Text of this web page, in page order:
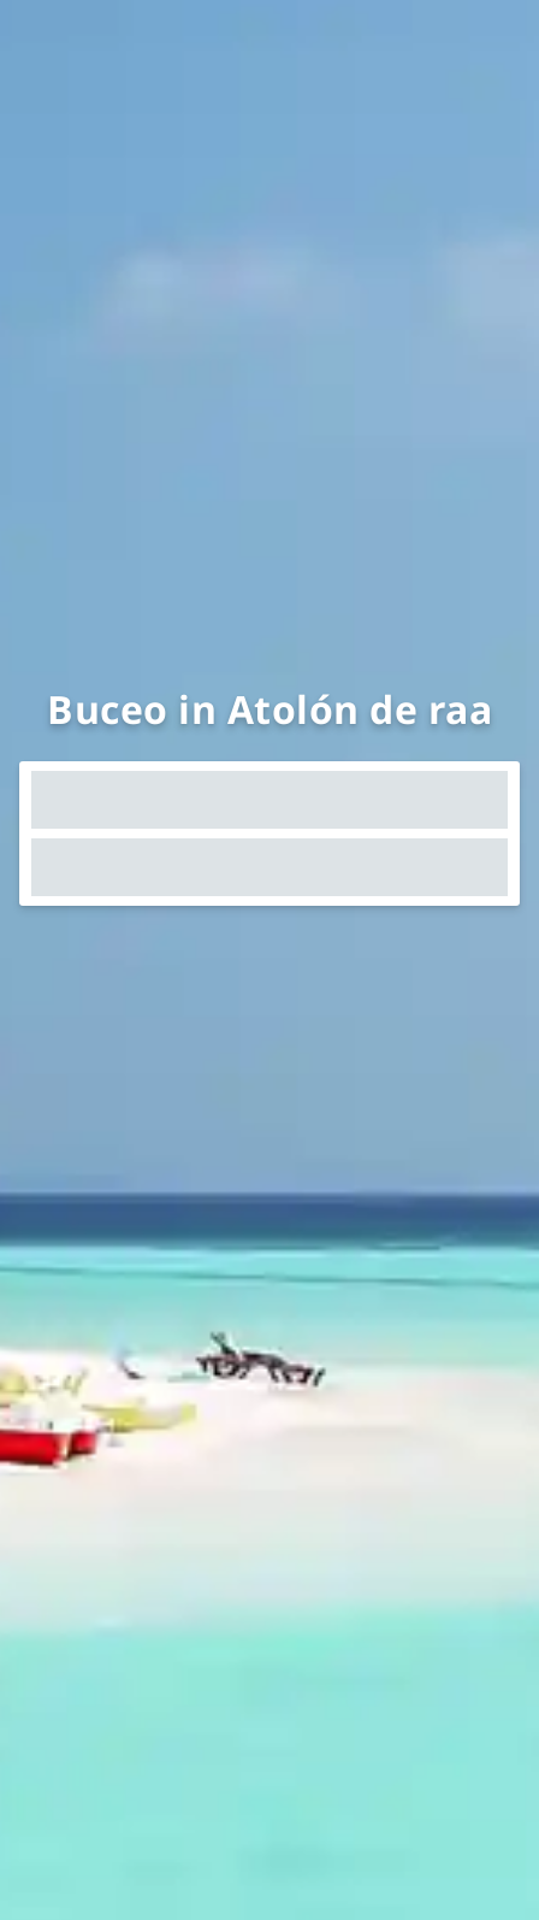
Buceo in Atolón de raa